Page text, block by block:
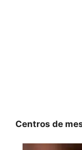
Centros de